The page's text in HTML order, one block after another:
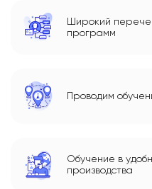
Широкий
программ
Проводим
Обучение в
производства